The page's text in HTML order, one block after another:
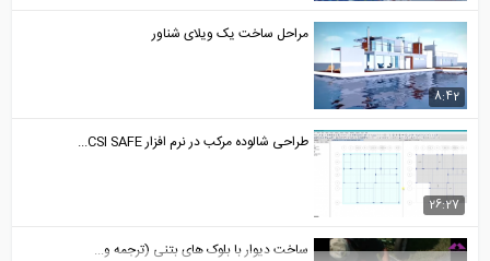
8:42
مراحل ساخت یک ویلای شناور
26:27
طراحی شالوده مرکب در نرم افزار CSI SAFE...
ساخت دیوار با بلوک های بتنی (ترجمه و...